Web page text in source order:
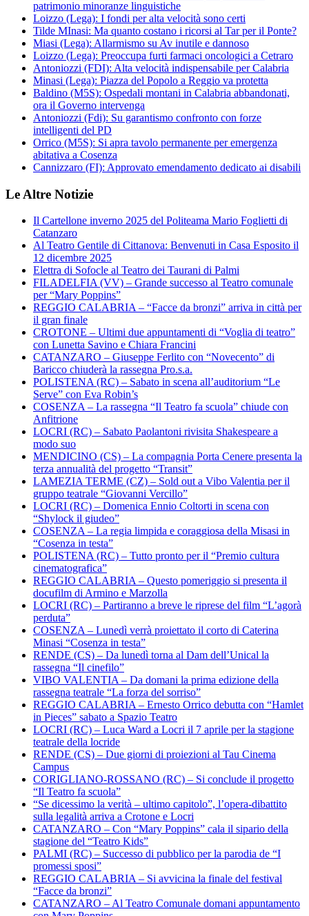
patrimonio minoranze linguistiche
Loizzo (Lega): I fondi per alta velocità sono certi
Tilde MInasi: Ma quanto costano i ricorsi al Tar per il Ponte?
Miasi (Lega): Allarmismo su Av inutile e dannoso
Loizzo (Lega): Preoccupa furti farmaci oncologici a Cetraro
Antoniozzi (FDI): Alta velocità indispensabile per Calabria
Minasi (Lega): Piazza del Popolo a Reggio va protetta
Baldino (M5S): Ospedali montani in Calabria abbandonati,
ora il Governo intervenga
Antoniozzi (Fdi): Su garantismo confronto con forze
intelligenti del PD
Orrico (M5S): Si apra tavolo permanente per emergenza
abitativa a Cosenza
Cannizzaro (FI): Approvato emendamento dedicato ai disabili
Le Altre Notizie
Il Cartellone inverno 2025 del Politeama Mario Foglietti di
Catanzaro
Al Teatro Gentile di Cittanova: Benvenuti in Casa Esposito il
12 dicembre 2025
Elettra di Sofocle al Teatro dei Taurani di Palmi
FILADELFIA (VV) – Grande successo al Teatro comunale
per “Mary Poppins”
REGGIO CALABRIA – “Facce da bronzi” arriva in città per
il gran finale
CROTONE – Ultimi due appuntamenti di “Voglia di teatro”
con Lunetta Savino e Chiara Francini
CATANZARO – Giuseppe Ferlito con “Novecento” di
Baricco chiuderà la rassegna Pro.s.a.
POLISTENA (RC) – Sabato in scena all’auditorium “Le
Serve” con Eva Robin’s
COSENZA – La rassegna “Il Teatro fa scuola” chiude con
Anfitrione
LOCRI (RC) – Sabato Paolantoni rivisita Shakespeare a
modo suo
MENDICINO (CS) – La compagnia Porta Cenere presenta la
terza annualità del progetto “Transit”
LAMEZIA TERME (CZ) – Sold out a Vibo Valentia per il
gruppo teatrale “Giovanni Vercillo”
LOCRI (RC) – Domenica Ennio Coltorti in scena con
“Shylock il giudeo”
COSENZA – La regia limpida e coraggiosa della Misasi in
“Cosenza in testa”
POLISTENA (RC) – Tutto pronto per il “Premio cultura
cinematografica”
REGGIO CALABRIA – Questo pomeriggio si presenta il
docufilm di Armino e Marzolla
LOCRI (RC) – Partiranno a breve le riprese del film “L’agorà
perduta”
COSENZA – Lunedì verrà proiettato il corto di Caterina
Minasi “Cosenza in testa”
RENDE (CS) – Da lunedì torna al Dam dell’Unical la
rassegna “Il cinefilo”
VIBO VALENTIA – Da domani la prima edizione della
rassegna teatrale “La forza del sorriso”
REGGIO CALABRIA – Ernesto Orrico debutta con “Hamlet
in Pieces” sabato a Spazio Teatro
LOCRI (RC) – Luca Ward a Locri il 7 aprile per la stagione
teatrale della locride
RENDE (CS) – Due giorni di proiezioni al Tau Cinema
Campus
CORIGLIANO-ROSSANO (RC) – Si conclude il progetto
“Il Teatro fa scuola”
“Se dicessimo la verità – ultimo capitolo”, l’opera-dibattito
sulla legalità arriva a Crotone e Locri
CATANZARO – Con “Mary Poppins” cala il sipario della
stagione del “Teatro Kids”
PALMI (RC) – Successo di pubblico per la parodia de “I
promessi sposi”
REGGIO CALABRIA – Si avvicina la finale del festival
“Facce da bronzi”
CATANZARO – Al Teatro Comunale domani appuntamento